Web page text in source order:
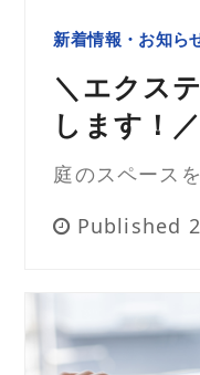
新着情報・お知ら
＼エクス
します！／
庭のスペース
Published